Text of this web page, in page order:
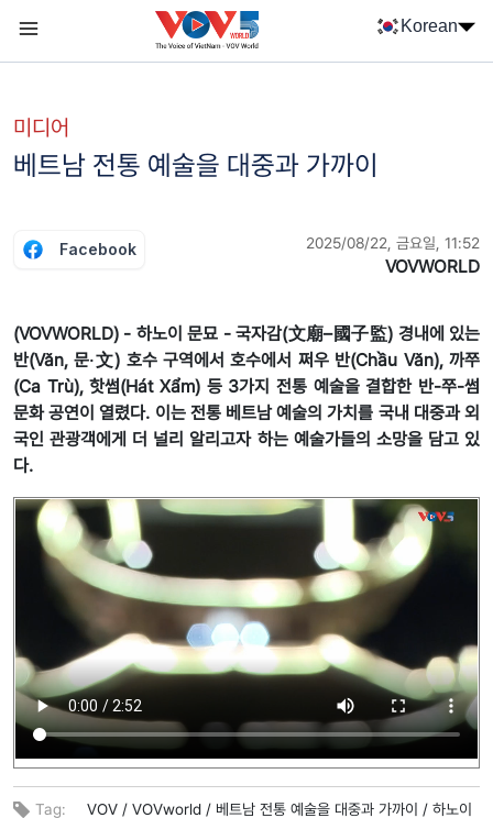
Korean
미디어
베트남 전통 예술을 대중과 가까이
Facebook 2025/08/22, 금요일, 11:52
VOVWORLD
(VOVWORLD) - 하노이 문묘 - 국자감(文廟–國子監) 경내에 있는
반(Văn, 문‧文) 호수 구역에서 호수에서 쩌우 반(Chầu Văn), 까쭈
(Ca Trù), 핫썸(Hát Xẩm) 등 3가지 전통 예술을 결합한 반-쭈-썸
문화 공연이 열렸다. 이는 전통 베트남 예술의 가치를 국내 대중과 외
국인 관광객에게 더 널리 알리고자 하는 예술가들의 소망을 담고 있
다.
Tag: VOV / VOVworld / 베트남 전통 예술을 대중과 가까이 / 하노이